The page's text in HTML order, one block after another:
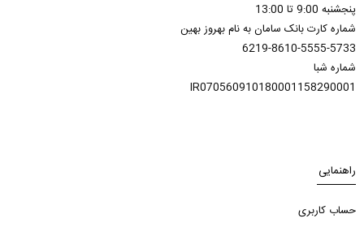
پنجشنبه 9:00 تا 13:00
شماره کارت بانک سامان به نام بهروز بهین
6219-8610-5555-5733
شماره شبا
IR070560910180001158290001
راهنمایی
حساب کاربری